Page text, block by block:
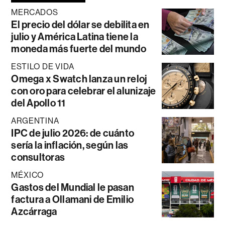
MERCADOS
El precio del dólar se debilita en
julio y América Latina tiene la
moneda más fuerte del mundo
ESTILO DE VIDA
Omega x Swatch lanza un reloj
con oro para celebrar el alunizaje
del Apollo 11
ARGENTINA
IPC de julio 2026: de cuánto
sería la inflación, según las
consultoras
MÉXICO
Gastos del Mundial le pasan
factura a Ollamani de Emilio
Azcárraga